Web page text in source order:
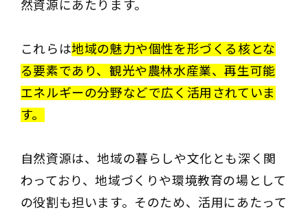
然資源にあたります。
これらは地域の魅力や個性を形づくる核とな
る要素であり、観光や農林水産業、再生可能
エネルギーの分野などで広く活用されていま
す。
自然資源は、地域の暮らしや文化とも深く関
わっており、地域づくりや環境教育の場として
の役割も担います。そのため、活用にあたって